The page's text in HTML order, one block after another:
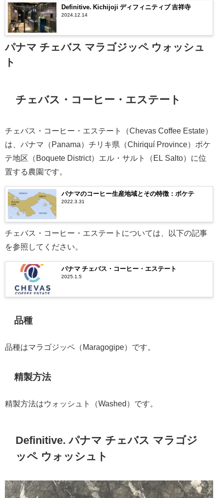
Definitive. Kichijoji ディフィニティブ 吉祥寺
2024.12.14
パナマ チェバス マラゴジッペ ウォッシュ
ト
チェバス・コーヒー・エステート
チェバス・コーヒー・エステート（Chevas Coffee Estate）
は、パナマ（Panama）チリキ県（Chiriquí Province）ボケ
テ地区（Boquete District）エル・サルト（EL Salto）に位
置する農園です。
パナマのコーヒー生産地域とその特徴：ボケテ
2022.3.31
チェバス・コーヒー・エステートについては、以下の記事
を参照してください。
パナマ チェバス・コーヒー・エステート
2025.1.5
品種
品種はマラゴジッペ（Maragogipe）です。
精製方法
精製方法はウォッシュト（Washed）です。
Definitive. パナマ チェバス マラゴジ
ッペ ウォッシュト